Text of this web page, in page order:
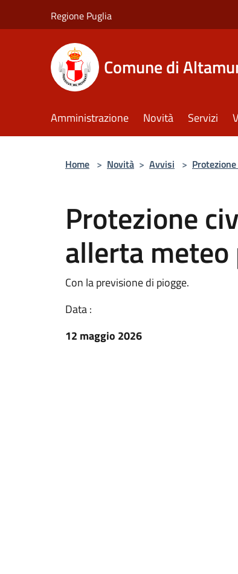
Regione Puglia
Comune di
Amministrazione Novità Servizi
Home > Novità > Avvisi >
Protezione
allerta
Con la previsione di piogge.
Data :
12 maggio 2026